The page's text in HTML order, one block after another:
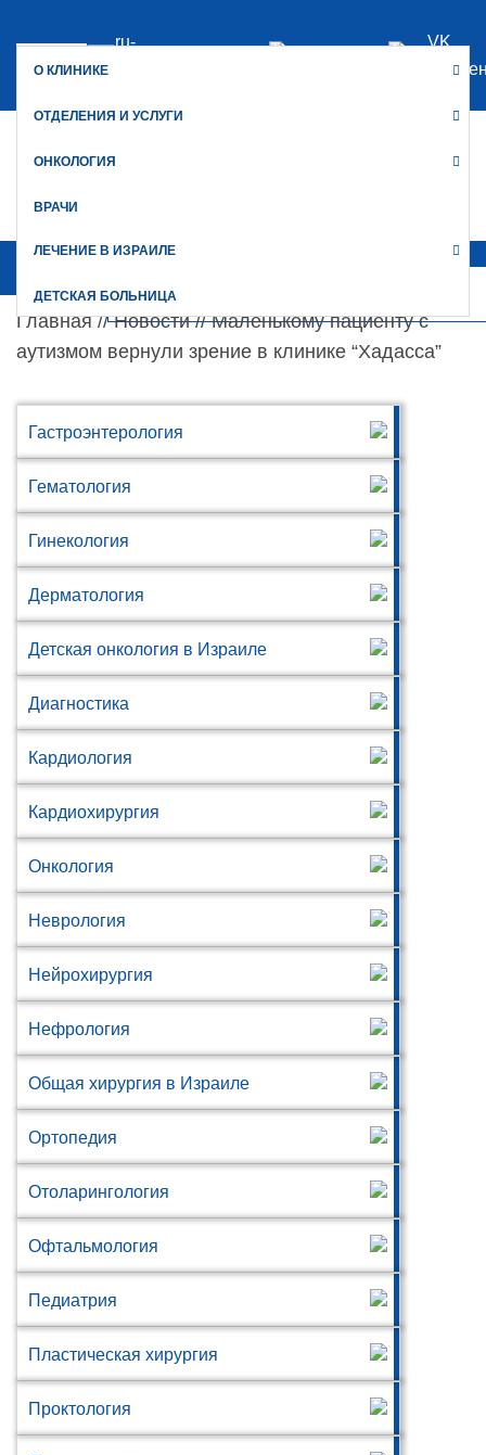
ru-
VK
О КЛИНИКЕ
ОТДЕЛЕНИЯ И УСЛУГИ
ОНКОЛОГИЯ
ВРАЧИ
ЛЕЧЕНИЕ В ИЗРАИЛЕ
ДЕТСКАЯ БОЛЬНИЦА
Главная // Новости // Маленькому пациенту с
аутизмом вернули зрение в клинике “Хадасса”
Гастроэнтерология
Гематология
Гинекология
Дерматология
Детская онкология в Израиле
Диагностика
Кардиология
Кардиохирургия
Онкология
Неврология
Нейрохирургия
Нефрология
Общая хирургия в Израиле
Ортопедия
Отоларингология
Офтальмология
Педиатрия
Пластическая хирургия
Проктология